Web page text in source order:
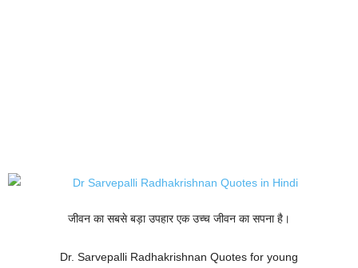
जीवन का सबसे बड़ा उपहार एक उच्च जीवन का सपना है।
Dr. Sarvepalli Radhakrishnan Quotes for young